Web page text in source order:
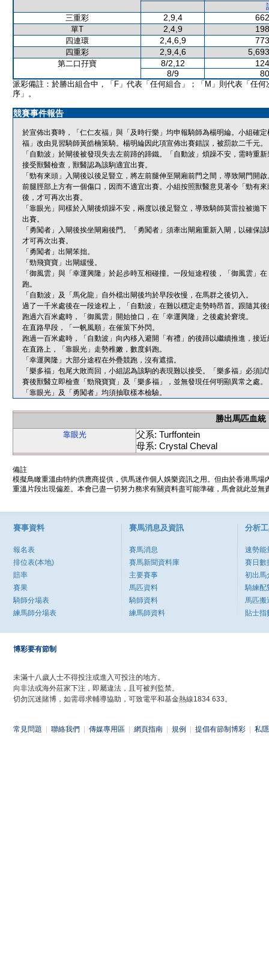
三重彩
2,9,4
單T 2,4,9
四連環 2,4,6,9
四重彩 2,9,4,6
第二口孖寶 8/2,12
8/9
派彩備註：於勝出組合中，「F」代表「任何組合」；「M」則代表「任何
序」。
競賽事件報告
於宣佈出賽時，「仁仁友福」與「及時行樂」均申報騎師為楊明綸。小組確
福」改由見習騎師黃皓楠策騎。楊明綸因此項宣佈出賽錯誤，被罰款二千元。
「自動波」於閘後被發現失去左前蹄的蹄鐵。「自動波」煩躁不安，需時重
接受獸醫檢查，獸醫認為該駒適宜出賽。
「勁有來頭」入閘後以後足豎立，將左前腿伸至閘廂前門之間，導致閘門開
前腿脛部上方有一個傷口，因而不適宜出賽。小組按照獸醫意見著令「勁有
後，才可再次出賽。
「靠眼光」同樣於入閘後煩躁不安，兩度以後足豎立，導致騎師莫雷拉被拋
出賽。
「勇闖者」入閘後挨坐閘廂後門。「勇闖者」須牽出閘廂重新入閘，以確保
才可再次出賽。
「勇闖者」出閘笨拙。
「勁飛寶寶」出閘緩慢。
「御風雲」與「幸運興隆」於起步時互相碰撞。一段短途程後，「御風雲」
跑。
「自動波」及「馬化龍」自外檔出閘後均於早段收慢，在馬群之後切入。
過了一千米處後在一段途程上，「自動波」在難以穩定走勢時昂首。跟隨其
跑過六百米處時，「御風雲」開始搶口，在「幸運興隆」之後處於窘境。
在直路早段，「一帆風順」在催策下外閃。
跑過一百米處時，「自動波」向內移入避開「有禮」的後蹄以繼續推進，接
在直路上，「靠眼光」走勢稚嫩，數度斜跑。
「幸運興隆」大部分途程在外疊競跑，沒有遮擋。
「樂多福」包尾大敗而回，小組認為該駒的表現難以接受。「樂多福」必須
賽後獸醫立即檢查「勁飛寶寶」及「樂多福」，並無發現任何明顯異常之處。
「靠眼光」及「勇闖者」均須抽取樣本檢驗。
勝出馬匹血統
靠眼光
父系: Turffontein
母系: Crystal Cheval
備註
模擬鳥瞰重溫由特約供應商提供，供馬迷作個人娛樂資訊之用。但由於香港馬
重溫片段出現偏差。本會已盡一切努力務求有關資料盡可能準確，馬會就此並
賽事資料
報名表
排位表(本地)
賠率
賽果
騎師分場表
練馬師分場表
賽馬消息及資訊
賽馬消息
賽馬新聞資料庫
主要賽事
馬匹資料
騎師資料
練馬師資料
分析
速勢能
賽日數
初出馬
騎練配
馬匹搬
貼士指
博彩要有節制
未滿十八歲人士不得投注或進入可投注的地方。
向非法或海外莊家下注，即屬違法，且可被判監禁。
切勿沉迷賭博，如需尋求輔導協助，可致電平和基金熱線1834 633。
常見問題 聯絡我們 傳媒專用區 網頁指南 規例 提倡有節制博彩 私